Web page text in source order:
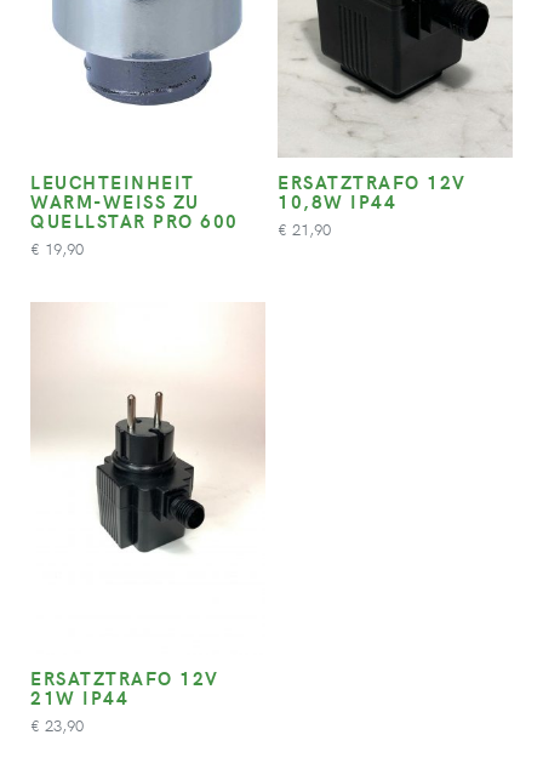
LEUCHTEINHEIT
WARM-WEISS ZU Q
UELLSTAR PRO 600
€ 19,90
ERSATZTRAFO 12V
10,8W IP44
€ 21,90
ERSATZTRAFO 12V
21W IP44
€ 23,90